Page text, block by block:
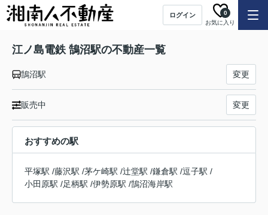
ログイン
お気に入り
0
江ノ島電鉄 鵠沼駅の不動産一覧
鵠沼駅 変更
販売中 変更
おすすめの駅
平塚駅 /藤沢駅 /茅ケ崎駅 /辻堂駅 /鎌倉駅 /逗子駅 /
小田原駅 /足柄駅 /伊勢原駅 /鵠沼海岸駅